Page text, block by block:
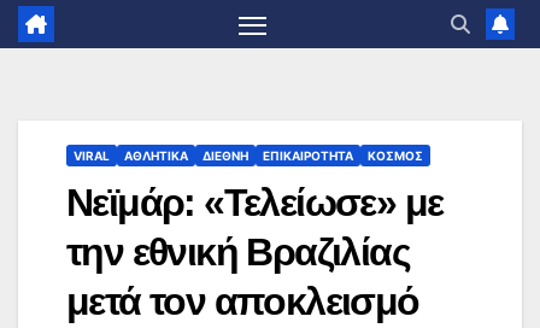
VIRAL ΑΘΛΗΤΙΚΑ ΔΙΕΘΝΗ ΕΠΙΚΑΙΡΟΤΗΤΑ ΚΟΣΜΟΣ
Νεϊμάρ: «Τελείωσε» με
την εθνική Βραζιλίας
μετά τον αποκλεισμό